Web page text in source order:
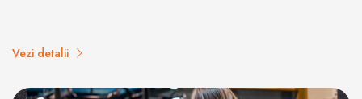
Vezi detalii